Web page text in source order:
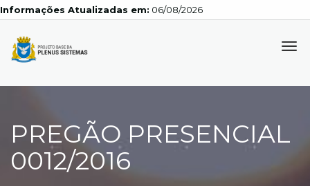
Atualizadas em: 06/08/2026
PREGÃO PRESENCIAL
0012/2016